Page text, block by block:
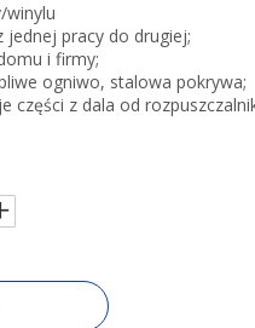
winylu
jednej pracy do drugiej;
i firmy;
ogniwo, stalowa pokrywa;
części z dala od